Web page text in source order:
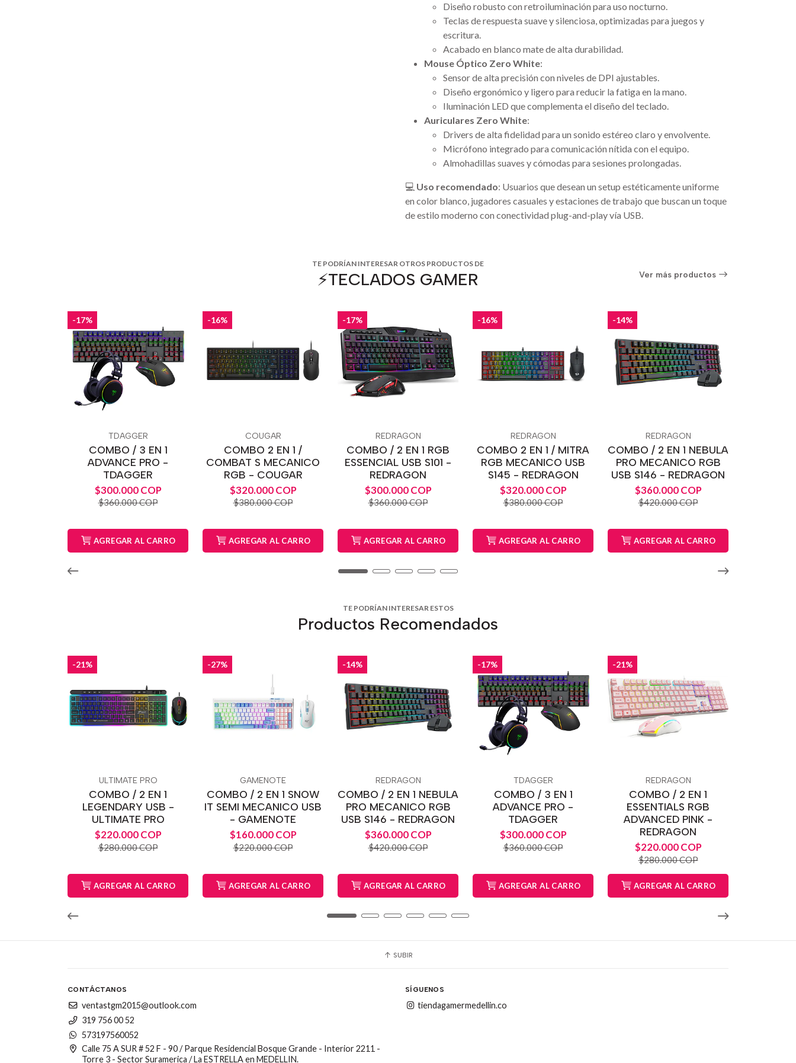
Diseño robusto con retroiluminación para uso nocturno.
Teclas de respuesta suave y silenciosa, optimizadas para juegos y
escritura.
Acabado en blanco mate de alta durabilidad.
Mouse Óptico Zero White:
Sensor de alta precisión con niveles de DPI ajustables.
Diseño ergonómico y ligero para reducir la fatiga en la mano.
Iluminación LED que complementa el diseño del teclado.
Auriculares Zero White:
Drivers de alta fidelidad para un sonido estéreo claro y envolvente.
Micrófono integrado para comunicación nítida con el equipo.
Almohadillas suaves y cómodas para sesiones prolongadas.
💻 Uso recomendado: Usuarios que desean un setup estéticamente uniforme
en color blanco, jugadores casuales y estaciones de trabajo que buscan un toque
de estilo moderno con conectividad plug-and-play vía USB.
TE PODRÍAN INTERESAR OTROS PRODUCTOS DE
⚡️TECLADOS GAMER Ver más productos
-17%
TDAGGER
COMBO / 3 EN 1
ADVANCE PRO -
TDAGGER
$300.000 COP
$360.000 COP
AGREGAR AL CARRO
-16%
COUGAR
COMBO 2 EN 1 /
COMBAT S MECANICO
RGB - COUGAR
$320.000 COP
$380.000 COP
AGREGAR AL CARRO
-17%
REDRAGON
COMBO / 2 EN 1 RGB
ESSENCIAL USB S101 -
REDRAGON
$300.000 COP
$360.000 COP
AGREGAR AL CARRO
-16%
REDRAGON
COMBO 2 EN 1 / MITRA
RGB MECANICO USB
S145 - REDRAGON
$320.000 COP
$380.000 COP
AGREGAR AL CARRO
-14%
REDRAGON
COMBO / 2 EN 1 NEBULA
PRO MECANICO RGB
USB S146 - REDRAGON
$360.000 COP
$420.000 COP
AGREGAR AL CARRO
TE PODRÍAN INTERESAR ESTOS
Productos Recomendados
-21%
ULTIMATE PRO
COMBO / 2 EN 1
LEGENDARY USB -
ULTIMATE PRO
$220.000 COP
$280.000 COP
AGREGAR AL CARRO
-27%
GAMENOTE
COMBO / 2 EN 1 SNOW
IT SEMI MECANICO USB
- GAMENOTE
$160.000 COP
$220.000 COP
AGREGAR AL CARRO
-14%
REDRAGON
COMBO / 2 EN 1 NEBULA
PRO MECANICO RGB
USB S146 - REDRAGON
$360.000 COP
$420.000 COP
AGREGAR AL CARRO
-17%
TDAGGER
COMBO / 3 EN 1
ADVANCE PRO -
TDAGGER
$300.000 COP
$360.000 COP
AGREGAR AL CARRO
-21%
REDRAGON
COMBO / 2 EN 1
ESSENTIALS RGB
ADVANCED PINK -
REDRAGON
$220.000 COP
$280.000 COP
AGREGAR AL CARRO
SUBIR
CONTÁCTANOS
ventastgm2015@outlook.com
319 756 00 52
573197560052
Calle 75 A SUR # 52 F - 90 / Parque Residencial Bosque Grande - Interior 2211 -
Torre 3 - Sector Suramerica / La ESTRELLA en MEDELLIN.
SÍGUENOS
tiendagamermedellin.co